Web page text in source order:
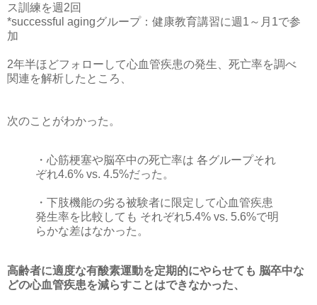
ス訓練を週2回
*successful agingグループ：健康教育講習に週1～月1で参
加
2年半ほどフォローして心血管疾患の発生、死亡率を調べ
関連を解析したところ、
次のことがわかった。
・心筋梗塞や脳卒中の死亡率は 各グループそれ
ぞれ4.6% vs. 4.5%だった。
・下肢機能の劣る被験者に限定して心血管疾患
発生率を比較しても それぞれ5.4% vs. 5.6%で明
らかな差はなかった。
高齢者に適度な有酸素運動を定期的にやらせても 脳卒中な
どの心血管疾患を減らすことはできなかった、